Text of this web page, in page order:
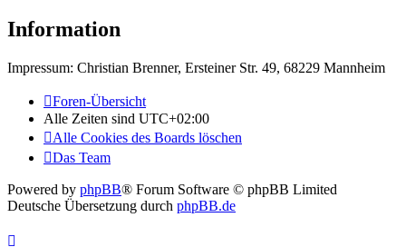
Information
Impressum: Christian Brenner, Ersteiner Str. 49, 68229 Mannheim
Foren-Übersicht
Alle Zeiten sind UTC+02:00
Alle Cookies des Boards löschen
Das Team
Powered by phpBB® Forum Software © phpBB Limited
Deutsche Übersetzung durch phpBB.de